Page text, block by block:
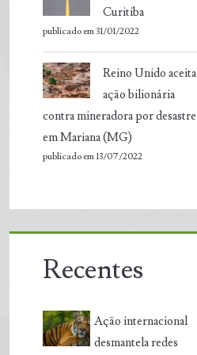
Curitiba
publicado em 31/01/2022
Reino Unido aceita
ação bilionária
contra mineradora por desastre
em Mariana (MG)
publicado em 13/07/2022
Recentes
Ação internacional
desmantela redes